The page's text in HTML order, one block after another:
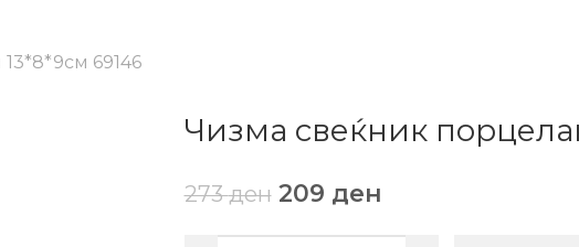
69146
Чизма свеќник
273ден 209 ден